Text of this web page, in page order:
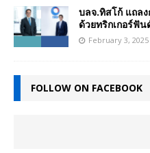
บลจ.ทิสโก้ แถล
ด้วยทริกเกอร์ฟั
February 3, 2025
FOLLOW ON FACEBOOK